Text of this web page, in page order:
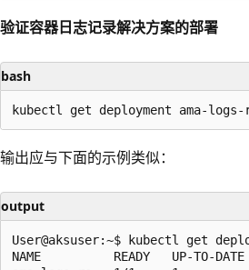
验证容器日志记录解决方案的部署
bash
输出应与下面的示例类似：
output
User@aksuser:~$ kubectl get
NAME          READY   UP-TO-DATE